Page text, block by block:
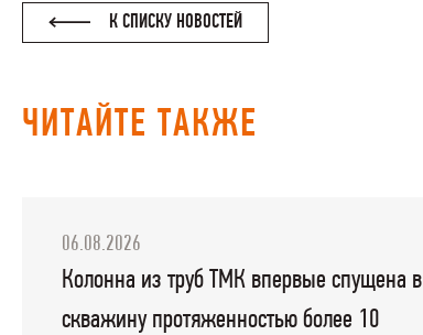
К СПИСКУ НОВОСТЕЙ
ЧИТАЙТЕ ТАКЖЕ
06.08.2026
Колонна из труб ТМК впервые спущена в
скважину протяженностью более 10